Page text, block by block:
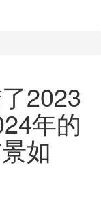
2023
年的
如